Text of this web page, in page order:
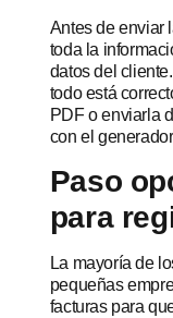
Antes de enviar
toda la
datos del
todo está
PDF o enviarla
con el
Paso
para
La mayoría de
pequeñas
facturas para